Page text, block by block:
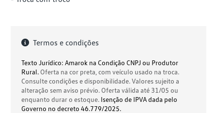
Termos e condições
Texto Jurídico: Amarok na Condição CNPJ ou Produtor
Rural. Oferta na cor preta, com veículo usado na troca.
Consulte condições e disponibilidade. Valores sujeito a
alteração sem aviso prévio. Oferta válida até 31/05 ou
enquanto durar o estoque. Isenção de IPVA dada pelo
Governo no decreto 46.779/2025.